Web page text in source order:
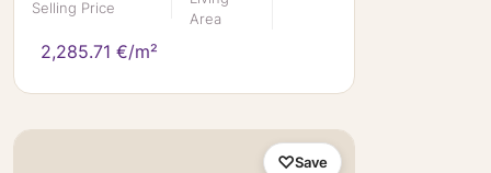
Selling Price
Area
2,285.71 €/m²
Save